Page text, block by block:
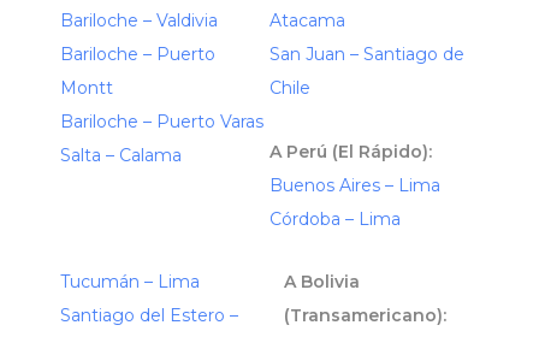
Bariloche – Valdivia
Bariloche – Puerto
Montt
Bariloche – Puerto Varas
Salta – Calama
Atacama
San Juan – Santiago de
Chile
A Perú (El Rápido):
Buenos Aires – Lima
Córdoba – Lima
Tucumán – Lima
Santiago del Estero –
A Bolivia
(Transamericano):